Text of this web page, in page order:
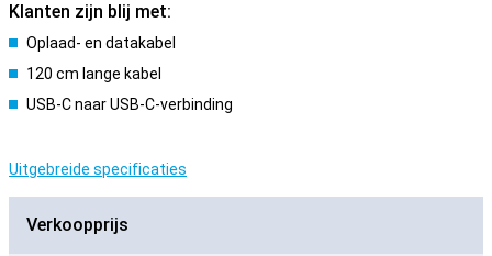
Klanten zijn blij met:
Oplaad- en datakabel
120 cm lange kabel
USB-C naar USB-C-verbinding
Uitgebreide specificaties
Verkoopprijs